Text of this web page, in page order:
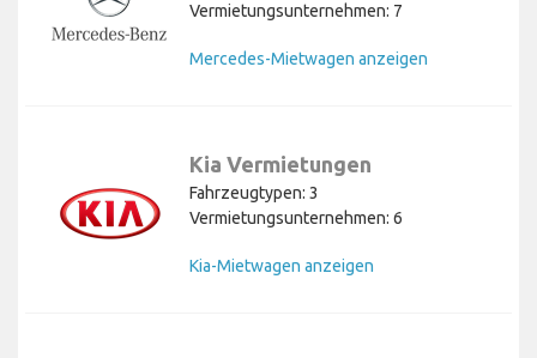
Vermietungsunternehmen: 7
Mercedes-Mietwagen anzeigen
Kia Vermietungen
Fahrzeugtypen: 3
Vermietungsunternehmen: 6
Kia-Mietwagen anzeigen